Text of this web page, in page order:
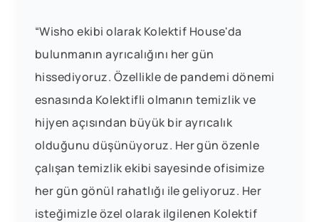
“Wisho ekibi olarak Kolektif House'da
bulunmanın ayrıcalığını her gün
hissediyoruz. Özellikle de pandemi dönemi
esnasında Kolektifli olmanın temizlik ve
hijyen açısından büyük bir ayrıcalık
olduğunu düşünüyoruz. Her gün özenle
çalışan temizlik ekibi sayesinde ofisimize
her gün gönül rahatlığı ile geliyoruz. Her
isteğimizle özel olarak ilgilenen Kolektif